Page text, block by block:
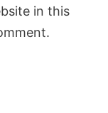
in this